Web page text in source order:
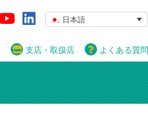
日本語
支店・取扱店 よくある質問